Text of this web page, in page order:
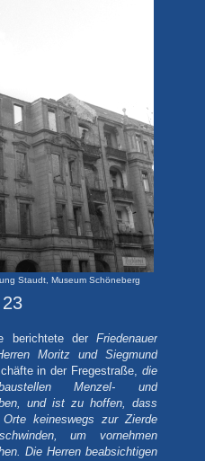
Staudt, Museum Schöneberg
berichtete der Friedenauer
Moritz und Siegmund
in der Fregestraße, die
Menzel- und
und ist zu hoffen, dass
keineswegs zur Zierde
um vornehmen
Die Herren beabsichtigen